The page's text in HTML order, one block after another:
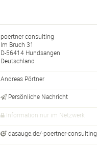
poertner consulting
Im Bruch 31
D-56414 Hundsangen
Deutschland
Andreas Pörtner
Persönliche Nachricht
Information nur im Netzwerk
dasauge.de/-poertner-consulting